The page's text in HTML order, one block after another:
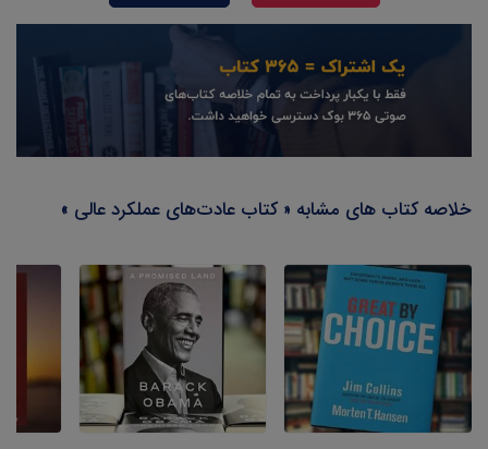
خلاصه کتاب های مشابه « کتاب عادت‌های عملکرد عالی »